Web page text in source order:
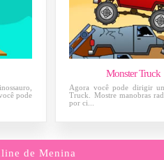
pode
Monster Truck
Agora você pode dirigir
Truck. Mostre manobras
por ci...
de Menina